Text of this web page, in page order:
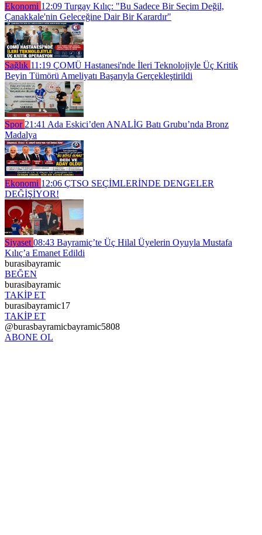
Ekonomi 12:09 Turgay Kılıç: "Bu Sadece Bir Seçim Değil,
Çanakkale'nin Geleceğine Dair Bir Karardır"
Sağlık 11:19 ÇOMÜ Hastanesi'nde İleri Teknolojiyle Üç Kritik
Beyin Tümörü Ameliyatı Başarıyla Gerçekleştirildi
Spor 21:41 Ada Eskici’den ANALİG Batı Grubu’nda Bronz
Madalya
Ekonomi 12:06 ÇTSO SEÇİMLERİNDE DENGELER
DEĞİŞİYOR!
Siyaset 08:43 Bayramiç’te Üç Hilal Üyelerin Oyuyla Mustafa
Kılıç’a Emanet Edildi
burasibayramic
BEĞEN
burasibayramic
TAKİP ET
burasibayramic17
TAKİP ET
@burasbayramicbayramic5808
ABONE OL